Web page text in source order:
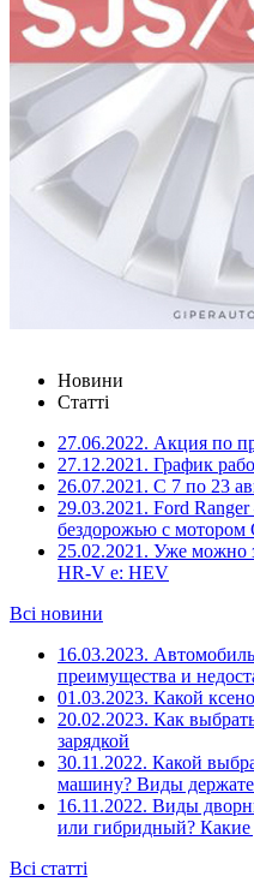
Новини
Статті
27.06.2022. Акция по
27.12.2021. График
26.07.2021. С 7 по 23
29.03.2021. Ford
бездорожью с мотором
25.02.2021. Уже можно
HR-V e: HEV
Всі новини
16.03.2023.
преимущества и
01.03.2023. Какой
20.02.2023. Как
зарядкой
30.11.2022. Какой
машину? Виды
16.11.2022. Виды
или гибридный?
Всі статті